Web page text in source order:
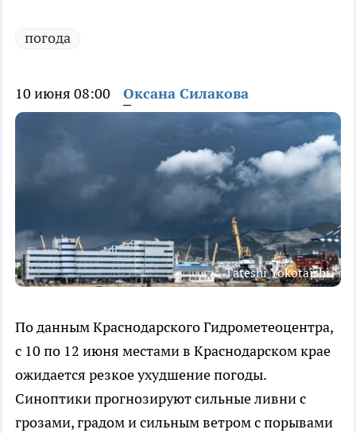
погода
10 июня 08:00 Оксана Силакова
Tateshi Yokotaishi
По данным Краснодарского Гидрометеоцентра,
с 10 по 12 июня местами в Краснодарском крае
ожидается резкое ухудшение погоды.
Синоптики прогнозируют сильные ливни с
грозами, градом и сильным ветром с порывами